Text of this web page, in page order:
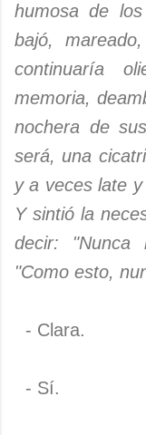
humosa de
bajó,
continuaría
memoria,
nochera de
será, una
y a veces late
Y sintió la
decir: "Nunca
"Como esto,
- Clara.
- Sí.